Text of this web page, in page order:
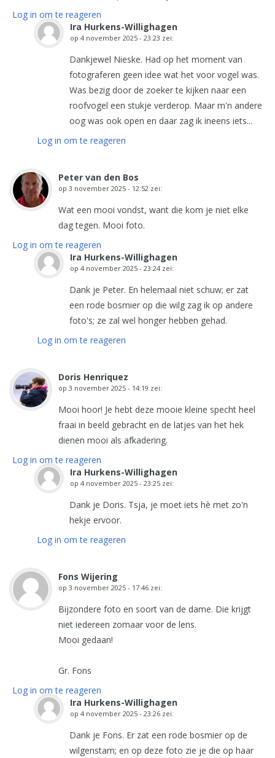
Log in om te reageren
Ira Hurkens-Willighagen
op 4 november 2025 - 23:23 zei:
Dankjewel Nieske. Had op het moment van
fotograferen geen idee wat het voor vogel was.
Was bezig door de zoeker te kijken naar een
roofvogel een stukje verderop. Maar m'n andere
oog was ook open en daar zag ik ineens iets...
Log in om te reageren
Peter van den Bos
op 3 november 2025 - 12:52 zei:
Wat een mooi vondst, want die kom je niet elke
dag tegen. Mooi foto.
Log in om te reageren
Ira Hurkens-Willighagen
op 4 november 2025 - 23:24 zei:
Dank je Peter. En helemaal niet schuw; er zat
een rode bosmier op die wilg zag ik op andere
foto's; ze zal wel honger hebben gehad.
Log in om te reageren
Doris Henriquez
op 3 november 2025 - 14:19 zei:
Mooi hoor! Je hebt deze mooie kleine specht heel
fraai in beeld gebracht en de latjes van het hek
dienen mooi als afkadering.
Log in om te reageren
Ira Hurkens-Willighagen
op 4 november 2025 - 23:25 zei:
Dank je Doris. Tsja, je moet iets hè met zo'n
hekje ervoor.
Log in om te reageren
Fons Wijering
op 3 november 2025 - 17:46 zei:
Bijzondere foto en soort van de dame. Die krijgt
niet iedereen zomaar voor de lens.
Mooi gedaan!
Gr. Fons
Log in om te reageren
Ira Hurkens-Willighagen
op 4 november 2025 - 23:26 zei:
Dank je Fons. Er zat een rode bosmier op de
wilgenstam; en op deze foto zie je die op haar